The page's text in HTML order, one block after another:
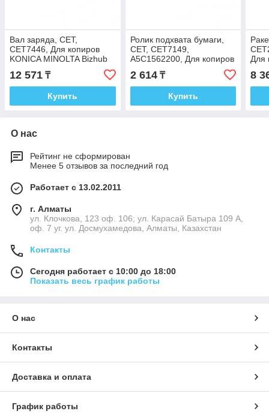
Вал заряда, CET,
CET7446, Для копиров
KONICA MINOLTA Bizhub
C227/258/308/368
12 571 ₸
Купить
Ролик подхвата бумаги,
CET, CET7149,
A5C1562200, Для копиров
KONICA MINOLTA Bizhub
227/287/367/C226/C227.
2 614₸
Купить
Для
8
О нас
Рейтинг не сформирован
Менее 5 отзывов за последний год
Работает с 13.02.2011
г. Алматы
ул. Клочкова, 123 оф. 106; ул. Карасай Батыра 109 А,
оф. 7 уг. ул. Досмухамедова, Алматы, Казахстан
Контакты
Сегодня работает с 10:00 до 18:00
Показать весь график работы
О нас
Контакты
Доставка и оплата
График работы